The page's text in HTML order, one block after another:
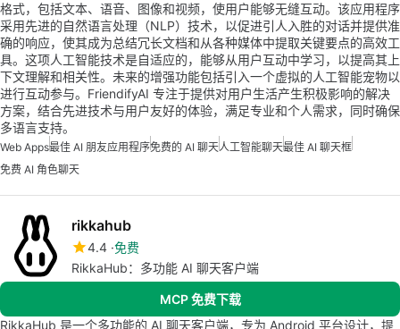
格式，包括文本、语音、图像和视频，使用户能够无缝互动。该应用程序
采用先进的自然语言处理（NLP）技术，以促进引人入胜的对话并提供准
确的响应，使其成为总结冗长文档和从各种媒体中提取关键要点的高效工
具。这项人工智能技术是自适应的，能够从用户互动中学习，以提高其上
下文理解和相关性。未来的增强功能包括引入一个虚拟的人工智能宠物以
进行互动参与。FriendifyAI 专注于提供对用户生活产生积极影响的解决
方案，结合先进技术与用户友好的体验，满足专业和个人需求，同时确保
多语言支持。
Web Apps最佳 AI 朋友应用程序免费的 AI 聊天人工智能聊天最佳 AI 聊天框
免费 AI 角色聊天
rikkahub
4.4 免费
RikkaHub：多功能 AI 聊天客户端
MCP 免费下载
RikkaHub 是一个多功能的 AI 聊天客户端，专为 Android 平台设计，提